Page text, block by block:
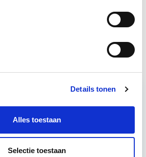
Details tonen
Alles toestaan
Selectie toestaan
Circulair Bouwen